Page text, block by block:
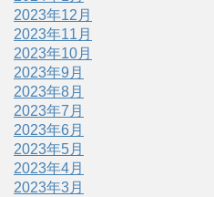
2023年12月
2023年11月
2023年10月
2023年9月
2023年8月
2023年7月
2023年6月
2023年5月
2023年4月
2023年3月